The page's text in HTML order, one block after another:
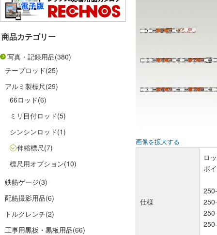
商品カテゴリー
写真・記録用品(380)
テープロッド(25)
アルミ製標尺(29)
66ロッド(6)
ミリ目付ロッド(5)
シンシンロッド(1)
伸縮標尺(7)
標尺用オプション(10)
鉄筋ゲージ(3)
配筋撮影用品(6)
トルクレンチ(2)
工事用黒板・黒板用品(66)
画像を拡大する
仕様
ロ
ポ